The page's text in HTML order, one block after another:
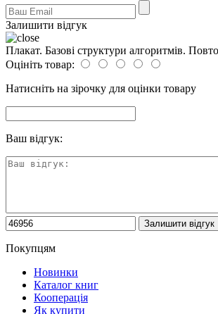
Залишити відгук
Плакат. Базові структури алгоритмів.
Оцініть товар:
Натисніть на зірочку для оцінки товару
Ваш відгук:
Покупцям
Новинки
Каталог книг
Кооперація
Як купити